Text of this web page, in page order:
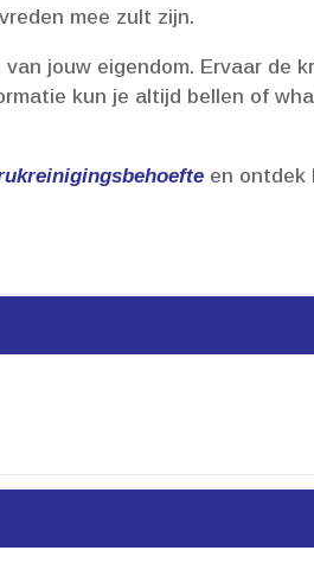
mee zult zijn.​
jouw eigendom.​ Ervaar de
kun je altijd bellen of
en ontdek